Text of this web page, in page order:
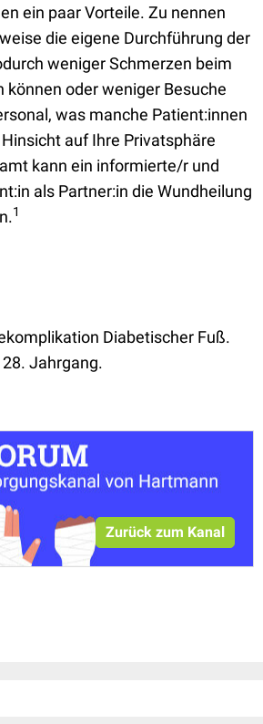
ein paar Vorteile. Zu nennen
die eigene Durchführung der
weniger Schmerzen beim
können oder weniger Besuche
was manche Patient:innen
auf Ihre Privatsphäre
kann ein informierte/r und
als Partner:in die Wundheilung
1
Diabetischer Fuß.
Jahrgang.
Zurück zum Kanal